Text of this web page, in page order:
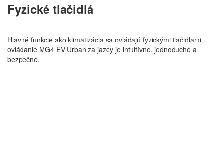
Fyzické tlačidlá
Hlavné funkcie ako klimatizácia sa ovládajú fyzickými tlačidlami —
ovládanie MG4 EV Urban za jazdy je intuitívne, jednoduché a
bezpečné.